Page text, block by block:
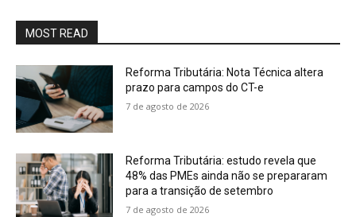
MOST READ
Reforma Tributária: Nota Técnica altera
prazo para campos do CT-e
7 de agosto de 2026
Reforma Tributária: estudo revela que
48% das PMEs ainda não se prepararam
para a transição de setembro
7 de agosto de 2026